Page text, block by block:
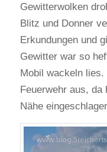
Gewitterwolken
Blitz und Donner
Erkundungen und
Gewitter war so
Mobil wackeln
Feuerwehr aus,
Nähe